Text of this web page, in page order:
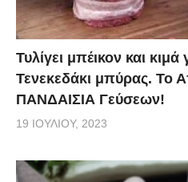
Τυλίγει μπέικον και
Τενεκεδάκι μπύρας. Το
ΠΑΝΔΑΙΣΙΑ Γεύσεων!
19 ΙΟΥΛΊΟΥ, 2023